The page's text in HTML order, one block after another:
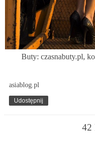
Buty: czasnabuty.pl,
asiablog.pl
Udostępnij
42